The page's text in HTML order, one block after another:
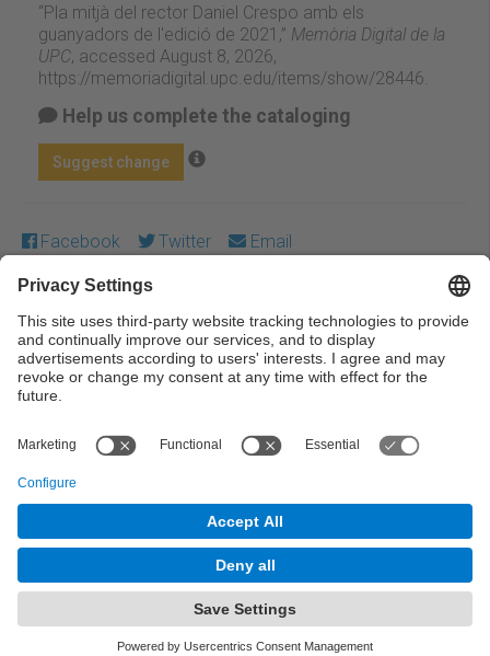
“Pla mitjà del rector Daniel Crespo amb els
guanyadors de l'edició de 2021,” Memòria Digital de la
UPC, accessed August 8, 2026,
https://memoriadigital.upc.edu/items/show/28446
Help us complete the cataloging
Suggest change
Facebook Twitter Email
Except where otherwise noted, content on this work is
licensed under a Creative Commons license:Attribution-
NonCommercial-NoDerivs 4.0 Generic
© UPC Universitat Politècnica de Catalunya ·
BarcelonaTech
Legal warning Privacy settings